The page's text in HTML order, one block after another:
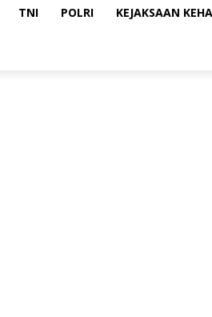
TNI POLRI KEJAKSAAN